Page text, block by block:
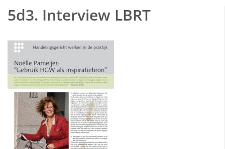
5d3. Interview LBRT